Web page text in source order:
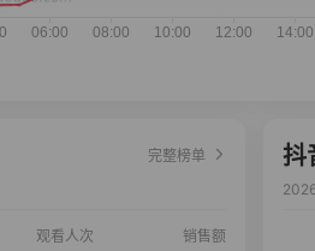
完整榜单
观看人次 销售额
抖